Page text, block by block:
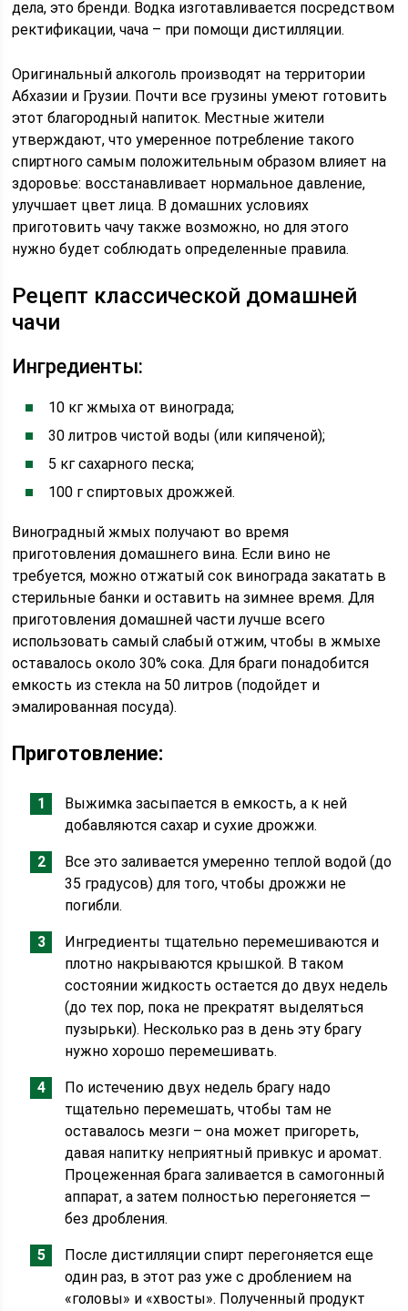
дела, это бренди. Водка изготавливается посредством
ректификации, чача – при помощи дистилляции.
Оригинальный алкоголь производят на территории
Абхазии и Грузии. Почти все грузины умеют готовить
этот благородный напиток. Местные жители
утверждают, что умеренное потребление такого
спиртного самым положительным образом влияет на
здоровье: восстанавливает нормальное давление,
улучшает цвет лица. В домашних условиях
приготовить чачу также возможно, но для этого
нужно будет соблюдать определенные правила.
Рецепт классической домашней
чачи
Ингредиенты:
10 кг жмыха от винограда;
30 литров чистой воды (или кипяченой);
5 кг сахарного песка;
100 г спиртовых дрожжей.
Виноградный жмых получают во время
приготовления домашнего вина. Если вино не
требуется, можно отжатый сок винограда закатать в
стерильные банки и оставить на зимнее время. Для
приготовления домашней части лучше всего
использовать самый слабый отжим, чтобы в жмыхе
оставалось около 30% сока. Для браги понадобится
емкость из стекла на 50 литров (подойдет и
эмалированная посуда).
Приготовление:
Выжимка засыпается в емкость, а к ней
добавляются сахар и сухие дрожжи.
Все это заливается умеренно теплой водой (до
35 градусов) для того, чтобы дрожжи не
погибли.
Ингредиенты тщательно перемешиваются и
плотно накрываются крышкой. В таком
состоянии жидкость остается до двух недель
(до тех пор, пока не прекратят выделяться
пузырьки). Несколько раз в день эту брагу
нужно хорошо перемешивать.
По истечению двух недель брагу надо
тщательно перемешать, чтобы там не
оставалось мезги – она может пригореть,
давая напитку неприятный привкус и аромат.
Процеженная брага заливается в самогонный
аппарат, а затем полностью перегоняется —
без дробления.
После дистилляции спирт перегоняется еще
один раз, в этот раз уже с дроблением на
«головы» и «хвосты». Полученный продукт